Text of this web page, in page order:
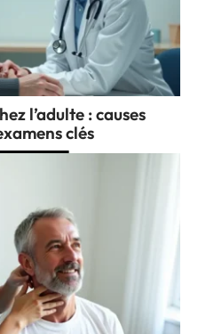
l’adulte : causes
clés